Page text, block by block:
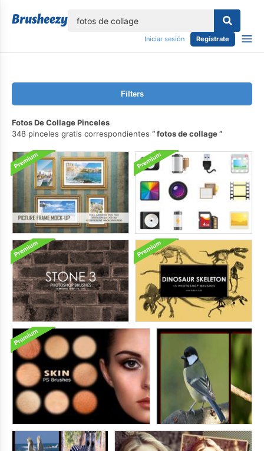
Iniciar sesión Regístrate
Filters
Fotos De Collage Pinceles
348 pinceles gratis correspondientes
fotos de collage